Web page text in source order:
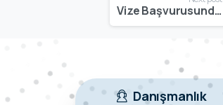
Vize Başvurusunda En Sık Yapılan Hatalar | Red Almamak İçin Bilmeniz Gerekenler
Danışmanlık